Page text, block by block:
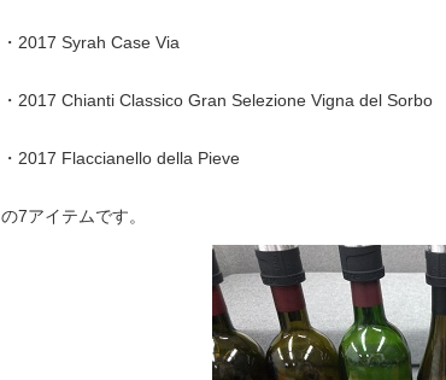
・2017 Syrah Case Via
・2017 Chianti Classico Gran Selezione Vigna del Sorbo
・2017 Flaccianello della Pieve
の7アイテムです。